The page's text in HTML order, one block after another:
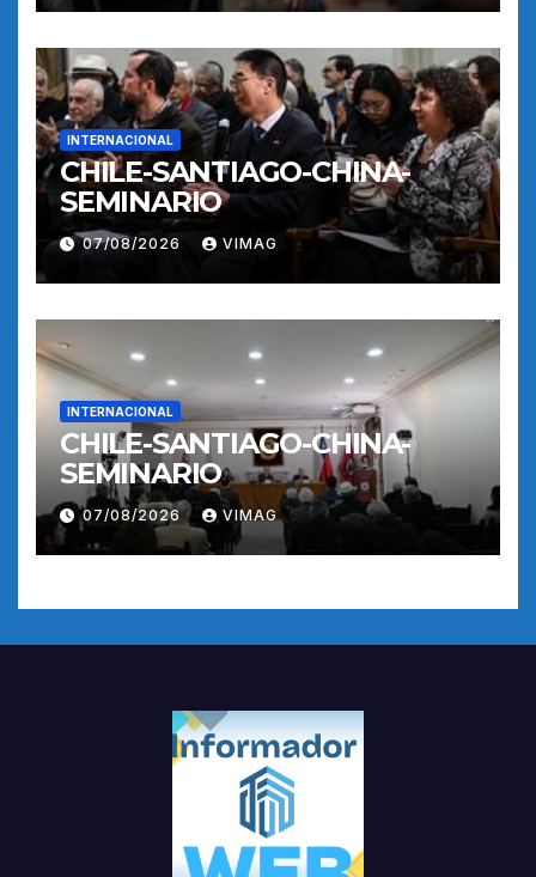
INTERNACIONAL
CHILE-SANTIAGO-CHINA-
SEMINARIO
07/08/2026 VIMAG
INTERNACIONAL
CHILE-SANTIAGO-CHINA-
SEMINARIO
07/08/2026 VIMAG